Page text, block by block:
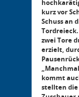
kurz vor
Schuss an
zwei Tore
erzielt,
kommt
stellten